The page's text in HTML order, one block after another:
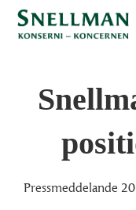
Pressmeddelande